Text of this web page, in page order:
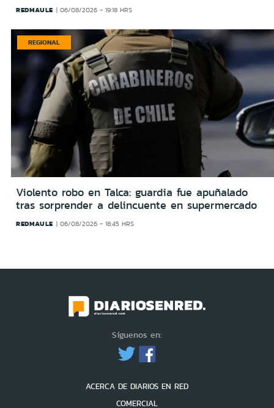
REDMAULE 06/08/2026 - 19:18 HRS
REGIONAL
Violento robo en Talca: guardia fue apuñalado
tras sorprender a delincuente en supermercado
REDMAULE 06/08/2026 - 18:45 HRS
Síguenos en:
ACERCA DE DIARIOS EN RED
COMERCIAL